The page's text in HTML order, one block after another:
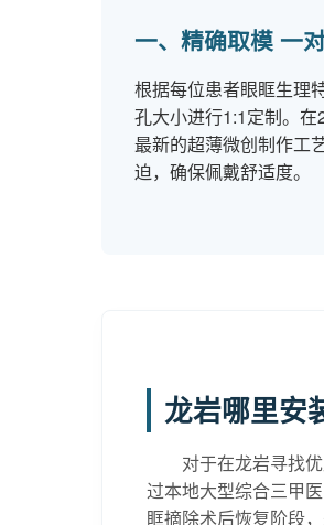
一、精确取模 一
根据每位患者眼眶生理
孔大小进行1:1定制。
最新的超薄微创制作工
迫，确保佩戴舒适度。
龙岩哪里安
对于在龙岩寻找
过本地大型综合三甲
眶摘除术后恢复阶段